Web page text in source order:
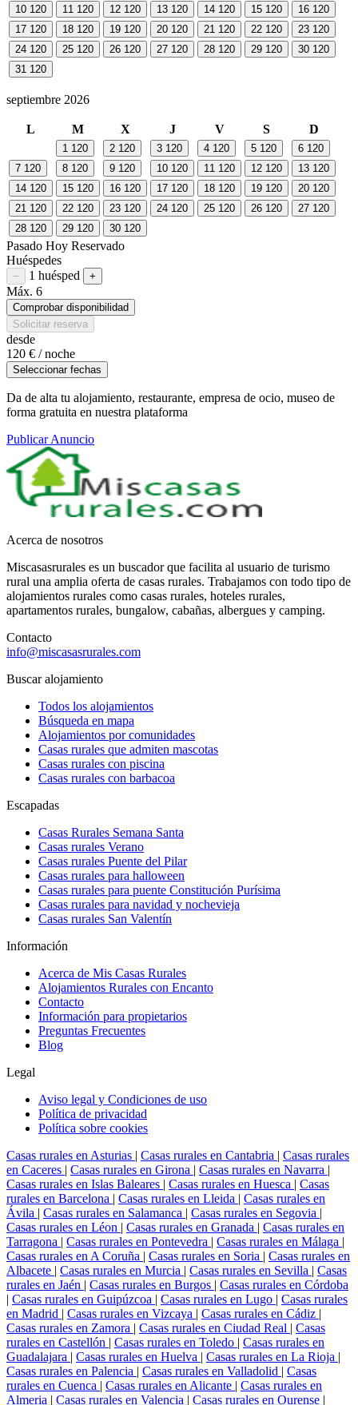
10 120 11 120 12 120 13 120 14 120 15 120 16 120
17 120 18 120 19 120 20 120 21 120 22 120 23 120
24 120 25 120 26 120 27 120 28 120 29 120 30 120
31 120
septiembre 2026
L M X J V S D
1 120 2 120 3 120 4 120 5 120 6 120
7 120 8 120 9 120 10 120 11 120 12 120 13 120
14 120 15 120 16 120 17 120 18 120 19 120 20 120
21 120 22 120 23 120 24 120 25 120 26 120 27 120
28 120 29 120 30 120
Pasado Hoy Reservado
Huéspedes
Restar huésped
− 1 huésped Sumar huésped
+
Máx. 6
Comprobar disponibilidad
Solicitar reserva
desde
120 € / noche
Seleccionar fechas
Da de alta tu alojamiento, restaurante, empresa de ocio, museo de
forma gratuita en nuestra plataforma
Publicar Anuncio
Acerca de nosotros
Miscasasrurales es un buscador que facilita al usuario de turismo
rural una amplia oferta de casas rurales. Trabajamos con todo tipo de
alojamientos rurales como casas rurales, hoteles rurales,
apartamentos rurales, bungalow, cabañas, albergues y camping.
Contacto
info@miscasasrurales.com
Buscar alojamiento
Todos los alojamientos
Búsqueda en mapa
Alojamientos por comunidades
Casas rurales que admiten mascotas
Casas rurales con piscina
Casas rurales con barbacoa
Escapadas
Casas Rurales Semana Santa
Casas rurales Verano
Casas rurales Puente del Pilar
Casas rurales para halloween
Casas rurales para puente Constitución Purísima
Casas rurales para navidad y nochevieja
Casas rurales San Valentín
Información
Acerca de Mis Casas Rurales
Alojamientos Rurales con Encanto
Contacto
Información para propietarios
Preguntas Frecuentes
Blog
Legal
Aviso legal y Condiciones de uso
Política de privacidad
Política sobre cookies
Casas rurales en Asturias | Casas rurales en Cantabria | Casas rurales
en Caceres | Casas rurales en Girona | Casas rurales en Navarra |
Casas rurales en Islas Baleares | Casas rurales en Huesca | Casas
rurales en Barcelona | Casas rurales en Lleida | Casas rurales en
Ávila | Casas rurales en Salamanca | Casas rurales en Segovia |
Casas rurales en Léon | Casas rurales en Granada | Casas rurales en
Tarragona | Casas rurales en Pontevedra | Casas rurales en Málaga |
Casas rurales en A Coruña | Casas rurales en Soria | Casas rurales en
Albacete | Casas rurales en Murcia | Casas rurales en Sevilla | Casas
rurales en Jaén | Casas rurales en Burgos | Casas rurales en Córdoba
| Casas rurales en Guipúzcoa | Casas rurales en Lugo | Casas rurales
en Madrid | Casas rurales en Vizcaya | Casas rurales en Cádiz |
Casas rurales en Zamora | Casas rurales en Ciudad Real | Casas
rurales en Castellón | Casas rurales en Toledo | Casas rurales en
Guadalajara | Casas rurales en Huelva | Casas rurales en La Rioja |
Casas rurales en Palencia | Casas rurales en Valladolid | Casas
rurales en Cuenca | Casas rurales en Alicante | Casas rurales en
Almeria | Casas rurales en Valencia | Casas rurales en Ourense |